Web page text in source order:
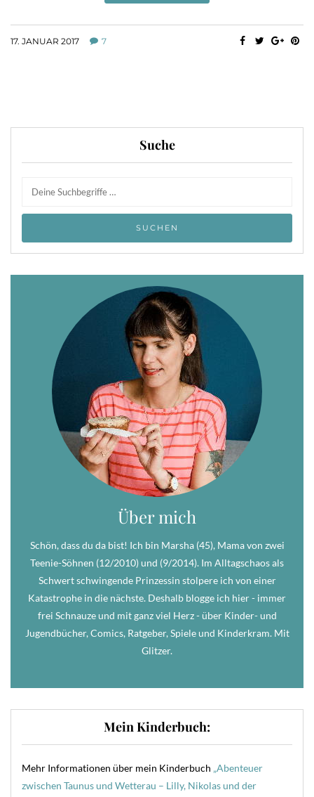
17. JANUAR 2017 7
Suche
Über mich
Schön, dass du da bist! Ich bin Marsha (45), Mama von zwei
Teenie-Söhnen (12/2010) und (9/2014). Im Alltagschaos als
Schwert schwingende Prinzessin stolpere ich von einer
Katastrophe in die nächste. Deshalb blogge ich hier - immer
frei Schnauze und mit ganz viel Herz - über Kinder- und
Jugendbücher, Comics, Ratgeber, Spiele und Kinderkram. Mit
Glitzer.
Mein Kinderbuch:
Mehr Informationen über mein Kinderbuch „Abenteuer
zwischen Taunus und Wetterau – Lilly, Nikolas und der